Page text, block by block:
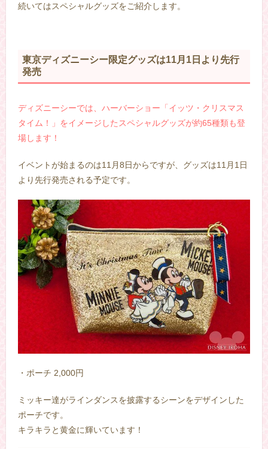
続いてはスペシャルグッズをご紹介します。
東京ディズニーシー限定グッズは11月1日より先行
発売
ディズニーシーでは、ハーバーショー「イッツ・クリスマス
タイム！」をイメージしたスペシャルグッズが約65種類も登
場します！
イベントが始まるのは11月8日からですが、グッズは11月1日
より先行発売される予定です。
・ポーチ 2,000円
ミッキー達がラインダンスを披露するシーンをデザインした
ポーチです。
キラキラと黄金に輝いています！